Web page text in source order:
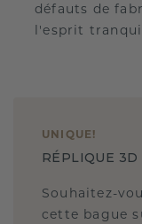
défauts de
l'esprit
UNIQUE !
RÉPLIQUE 3D
Souhaitez-
cette bague